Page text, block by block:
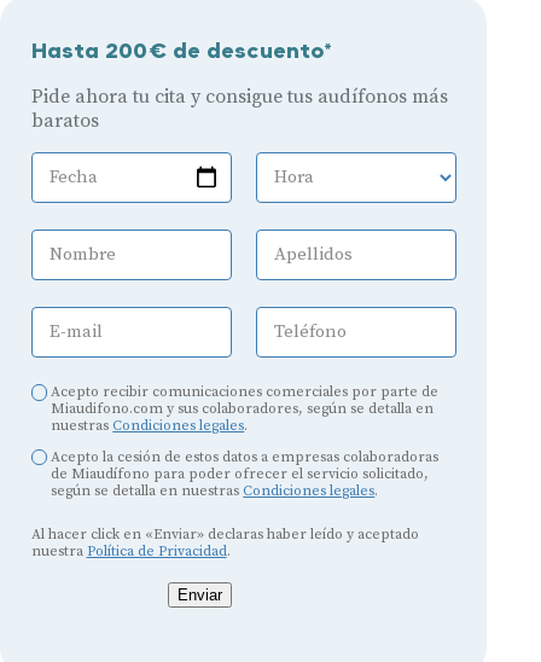
Hasta 200€ de descuento*
Pide ahora tu cita y consigue tus audífonos más
baratos
Fecha Hora
Nombre Apellidos
E-mail Teléfono
Acepto recibir comunicaciones comerciales por parte de
Miaudifono.com y sus colaboradores, según se detalla en
nuestras Condiciones legales.
Acepto la cesión de estos datos a empresas colaboradoras
de Miaudífono para poder ofrecer el servicio solicitado,
según se detalla en nuestras Condiciones legales.
Al hacer click en «Enviar» declaras haber leído y aceptado
nuestra Política de Privacidad.
Enviar